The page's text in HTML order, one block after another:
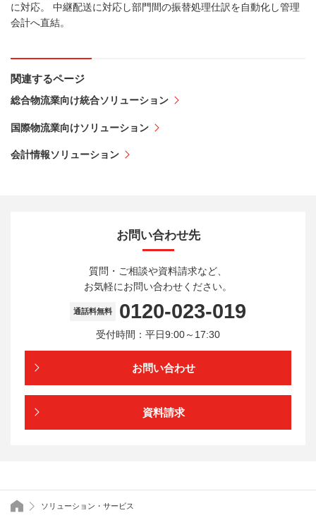
に対応。 中継配送に対応し部門間の振替処理仕訳を自動化し管理
会計へ直結。
関連するページ
総合物流業向け統合ソリューション
国際物流業向けソリューション
会計情報ソリューション
お問い合わせ先
質問・ご相談や資料請求など、
お気軽にお問い合わせください。
通話料無料 0120-023-019
受付時間：平日9:00～17:30
お問い合わせ
資料請求
トップページ
ソリューション・サービス